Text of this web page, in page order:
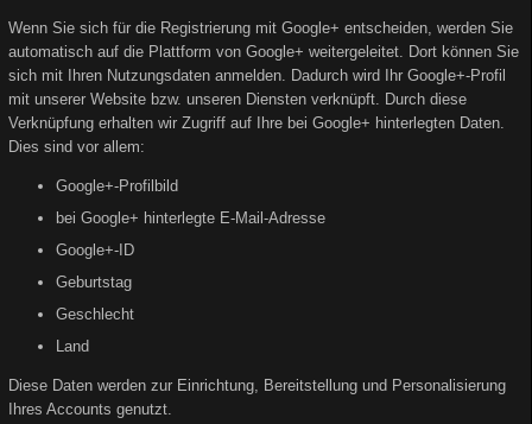
Wenn Sie sich für die Registrierung mit Google+ entscheiden, werden Sie
automatisch auf die Plattform von Google+ weitergeleitet. Dort können Sie
sich mit Ihren Nutzungsdaten anmelden. Dadurch wird Ihr Google+-Profil
mit unserer Website bzw. unseren Diensten verknüpft. Durch diese
Verknüpfung erhalten wir Zugriff auf Ihre bei Google+ hinterlegten Daten.
Dies sind vor allem:
Google+-Profilbild
bei Google+ hinterlegte E-Mail-Adresse
Google+-ID
Geburtstag
Geschlecht
Land
Diese Daten werden zur Einrichtung, Bereitstellung und Personalisierung
Ihres Accounts genutzt.